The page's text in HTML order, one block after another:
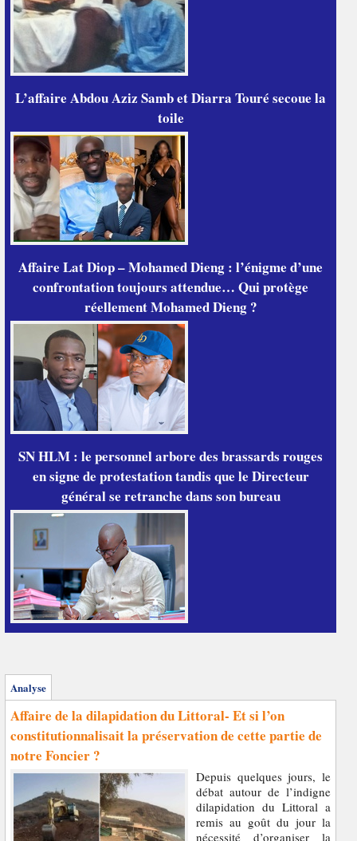
L’affaire Abdou Aziz Samb et Diarra Touré secoue la
toile
Affaire Lat Diop – Mohamed Dieng : l’énigme d’une
confrontation toujours attendue… Qui protège
réellement Mohamed Dieng ?
SN HLM : le personnel arbore des brassards rouges
en signe de protestation tandis que le Directeur
général se retranche dans son bureau
Analyse
Affaire de la dilapidation du Littoral- Et si l’on
constitutionnalisait la préservation de cette partie de
notre Foncier ?
Depuis quelques jours, le
débat autour de l’indigne
dilapidation du Littoral a
remis au goût du jour la
nécessité d’organiser la